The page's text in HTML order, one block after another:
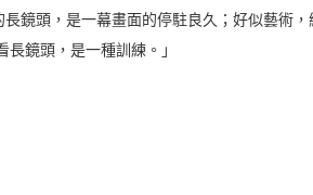
長鏡頭，是一幕畫面的停駐良久；好似藝術
鏡頭，是一種訓練。」